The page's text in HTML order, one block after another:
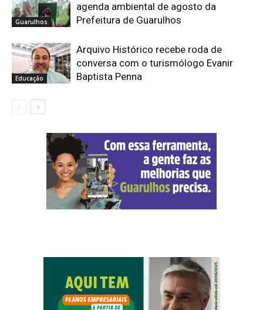
Guarulhos
agenda ambiental de agosto da
Prefeitura de Guarulhos
Educação
Arquivo Histórico recebe roda de
conversa com o turismólogo Evanir
Baptista Penna